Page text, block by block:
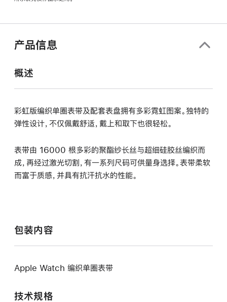
中
产品信息
概述
彩虹版编织单圈表带及配套表盘拥有多彩霓虹图案。独特的
弹性设计，不仅佩戴舒适，戴上和取下也很轻松。
表带由 16000 根多彩的聚酯纱长丝与超细硅胶丝编织而
成，再经过激光切割，有一系列尺码可供量身选择。表带柔软
而富于质感，并具有抗汗抗水的性能。
包装内容
Apple Watch 编织单圈表带
技术规格